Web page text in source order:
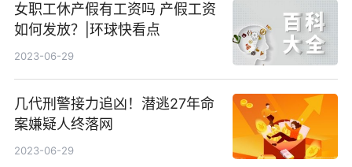
女职工休产假有工资吗 产假工资
如何发放？|环球快看点
2023-06-29
几代刑警接力追凶！潜逃27年命
案嫌疑人终落网
2023-06-29